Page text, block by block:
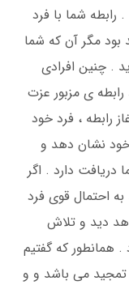
شما با فرد
بود مگر آن که شما
. چنین افرادی
ی مزبور عزت
رابطه ، فرد خود
نشان دهد و
دارد . اگر
احتمال قوی فرد
دید و تلاش
همانطور که گفتیم
تمجید می باشد و و